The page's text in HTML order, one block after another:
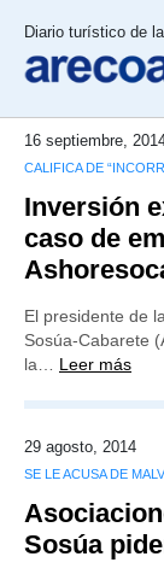
Diario turístico de
16 septiembre,
CALIFICA DE
Inversión
caso de
El presidente de
Sosúa-Cabarete
la… Leer más
29 agosto, 2014
SE LE ACUSA DE
Sosúa